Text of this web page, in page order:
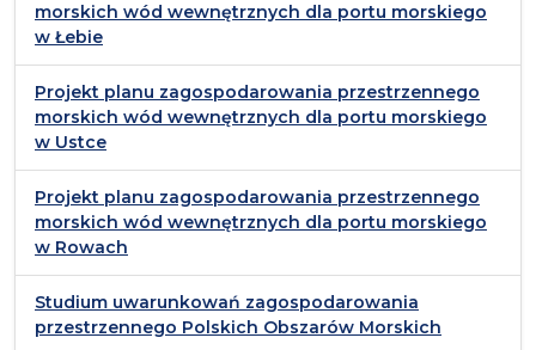
morskich wód wewnętrznych dla portu morskiego
w Łebie
Projekt planu zagospodarowania przestrzennego
morskich wód wewnętrznych dla portu morskiego
w Ustce
Projekt planu zagospodarowania przestrzennego
morskich wód wewnętrznych dla portu morskiego
w Rowach
Studium uwarunkowań zagospodarowania
przestrzennego Polskich Obszarów Morskich